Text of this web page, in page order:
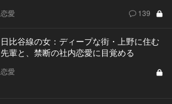
恋愛 139
日比谷線の女：ディープな街・上野に住む
先輩と、禁断の社内恋愛に目覚める
恋愛